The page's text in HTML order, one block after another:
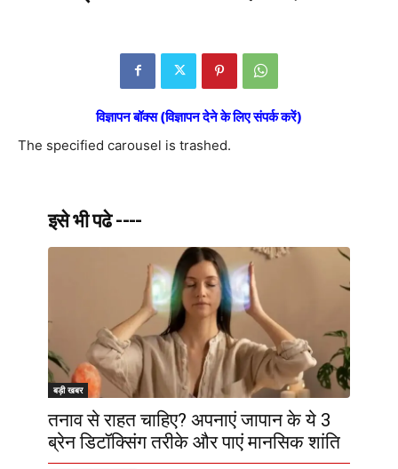
विज्ञापन बॉक्स (विज्ञापन देने के लिए संपर्क करें)
The specified carousel is trashed.
इसे भी पढे ----
बड़ी खबर
तनाव से राहत चाहिए? अपनाएं जापान के ये 3
ब्रेन डिटॉक्सिंग तरीके और पाएं मानसिक शांति